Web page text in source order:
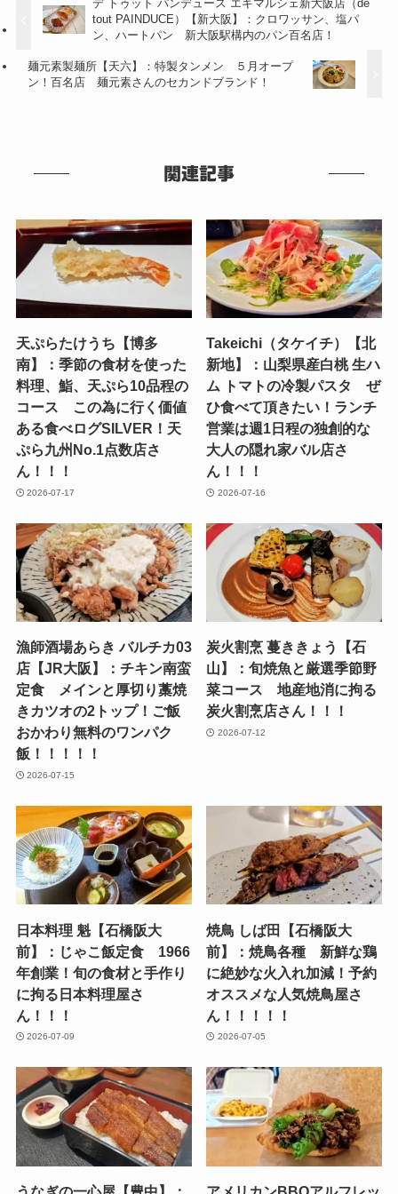
デ トゥット パンデュース エキマルシェ新大阪店（de
tout PAINDUCE）【新大阪】：クロワッサン、塩パ
ン、ハートパン 新大阪駅構内のパン百名店！
麺元素製麺所【天六】：特製タンメン ５月オープ
ン！百名店 麺元素さんのセカンドブランド！
関連記事
天ぷらたけうち【博多
南】：季節の食材を使った
料理、鮨、天ぷら10品程の
コース この為に行く価値
ある食べログSILVER！天
ぷら九州No.1点数店さ
ん！！！
2026-07-17
Takeichi（タケイチ）【北
新地】：山梨県産白桃 生ハ
ム トマトの冷製パスタ ぜ
ひ食べて頂きたい！ランチ
営業は週1日程の独創的な
大人の隠れ家バル店さ
ん！！！
2026-07-16
漁師酒場あらき バルチカ03
店【JR大阪】：チキン南蛮
定食 メインと厚切り藁焼
きカツオの2トップ！ご飯
おかわり無料のワンパク
飯！！！！！
2026-07-15
炭火割烹 蔓ききょう【石
山】：旬焼魚と厳選季節野
菜コース 地産地消に拘る
炭火割烹店さん！！！
2026-07-12
日本料理 魁【石橋阪大
前】：じゃこ飯定食 1966
年創業！旬の食材と手作り
に拘る日本料理屋さ
ん！！！
2026-07-09
焼鳥 しば田【石橋阪大
前】：焼鳥各種 新鮮な鶏
に絶妙な火入れ加減！予約
オススメな人気焼鳥屋さ
ん！！！！！
2026-07-05